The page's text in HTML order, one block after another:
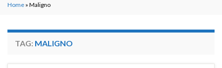
Home » Maligno
TAG: MALIGNO